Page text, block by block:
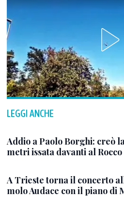
LEGGI ANCHE
Addio a Paolo Borghi: creò
metri issata davanti al Rocco
A Trieste torna il concerto
molo Audace con il piano di